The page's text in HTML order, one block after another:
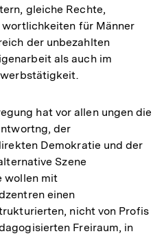
gleiche Rechte,
für Männer
der unbezahlten
als auch im
hat vor allen ungen die
der
Demokratie und der
Szene
wollen mit
einen
nicht von Profis
Freiraum, in